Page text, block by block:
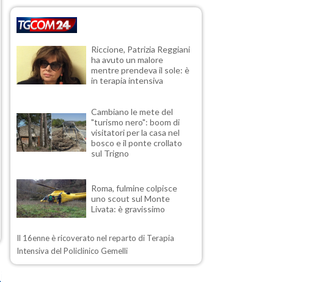
Riccione, Patrizia Reggiani
ha avuto un malore
mentre prendeva il sole: è
in terapia intensiva
Cambiano le mete del
"turismo nero": boom di
visitatori per la casa nel
bosco e il ponte crollato
sul Trigno
Roma, fulmine colpisce
uno scout sul Monte
Livata: è gravissimo
Il 16enne è ricoverato nel reparto di Terapia
Intensiva del Policlinico Gemelli